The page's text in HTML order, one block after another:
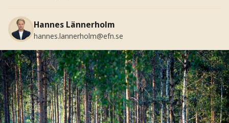
Hannes Lännerholm
hannes.lannerholm@efn.se